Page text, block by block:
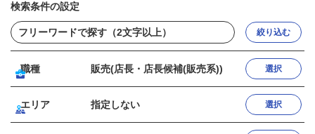
検索条件の設定
絞り込む
職種 販売(店長・店長候補(販売系)) 選択
エリア 指定しない 選択